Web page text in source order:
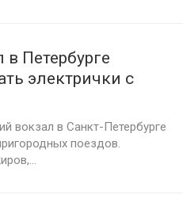
Петербурге
электрички с
вокзал в Санкт-Петербурге
поездов.